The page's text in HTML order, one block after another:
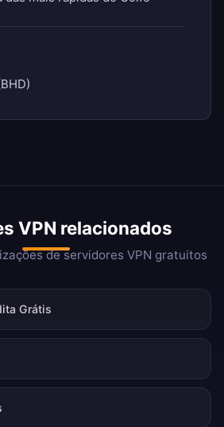
VPN relacionados
de servidores VPN gratuitos
Grátis